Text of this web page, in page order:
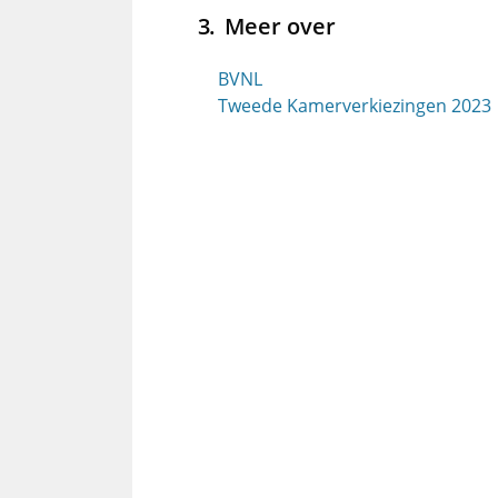
Meer over
BVNL
Tweede Kamerverkiezingen 2023